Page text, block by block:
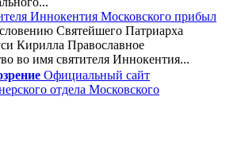
Иннокентия Московского прибыл
Святейшего Патриарха
Кирилла Православное
во имя святителя Иннокентия...
Официальный сайт
отдела Московского